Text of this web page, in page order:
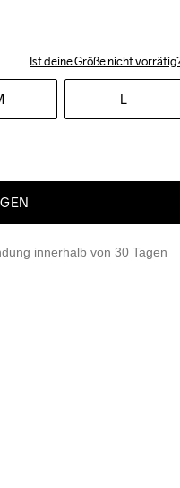
Ist deine Größe nicht
L
innerhalb von 30 Tagen